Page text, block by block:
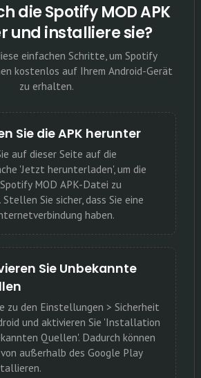
die Spotify MOD APK
und installiere sie?
einfachen Schritte, um Spotify
kostenlos auf Ihrem Android-Gerät
zu erhalten.
Sie die APK herunter
auf dieser Seite auf die
'Jetzt herunterladen', um die
MOD APK-Datei zu
Sie sicher, dass Sie eine
haben.
Sie Unbekannte
zu den Einstellungen > Sicherheit
und aktivieren Sie 'Installation
Quellen'. Dadurch können
von außerhalb des Google Play